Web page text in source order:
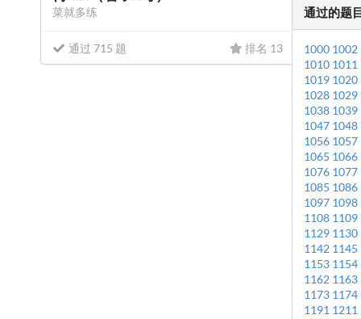
菜就多练
通过 715 题 排名 13
通过的题
1000 1002
1010 1011
1019 1020
1028 1029
1038 1039
1047 1048
1056 1057
1065 1066
1076 1077
1085 1086
1097 1098
1108 1109
1129 1130
1142 1145
1153 1154
1162 1163
1173 1174
1191 1211